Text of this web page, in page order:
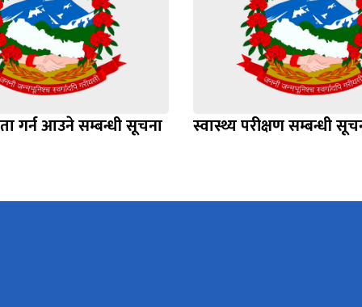
गर्न आउने सम्बन्धी सूचना स्वास्थ्य परीक्षण सम्बन्धी